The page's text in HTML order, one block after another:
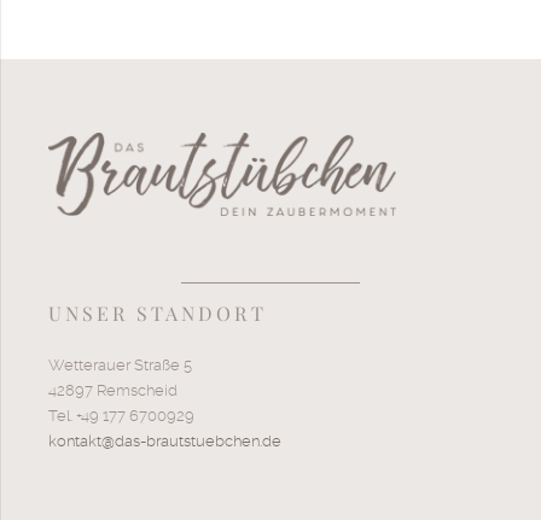
UNSER STANDORT
Wetterauer Straße 5
42897 Remscheid
Tel. +49 177 6700929
kontakt@das-brautstuebchen.de